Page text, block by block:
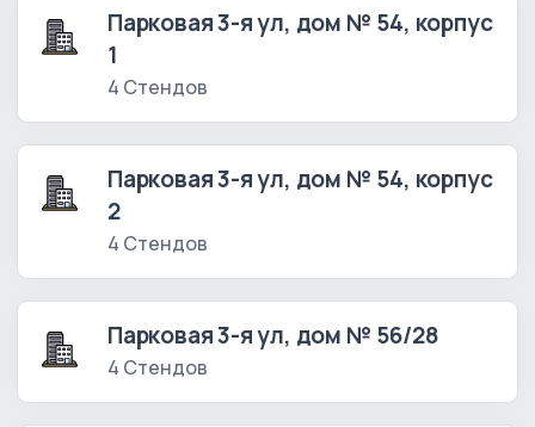
Парковая 3-я ул, дом № 54, корпус
1
4 Стендов
Парковая 3-я ул, дом № 54, корпус
2
4 Стендов
Парковая 3-я ул, дом № 56/28
4 Стендов